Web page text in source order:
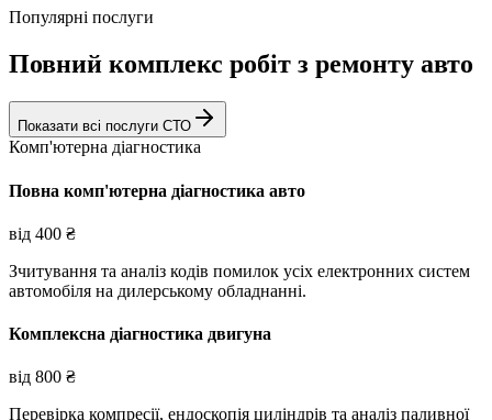
Популярні послуги
Повний комплекс робіт з ремонту авто
Показати всі послуги СТО
Комп'ютерна діагностика
Повна комп'ютерна діагностика авто
від 400 ₴
Зчитування та аналіз кодів помилок усіх електронних систем
автомобіля на дилерському обладнанні.
Комплексна діагностика двигуна
від 800 ₴
Перевірка компресії, ендоскопія циліндрів та аналіз паливної